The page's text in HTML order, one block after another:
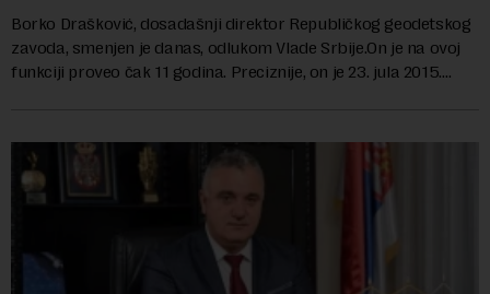
Borko Drašković, dosadašnji direktor Republičkog geodetskog
zavoda, smenjen je danas, odlukom Vlade Srbije.On je na ovoj
funkciji proveo čak 11 godina. Preciznije, on je 23. jula 2015.